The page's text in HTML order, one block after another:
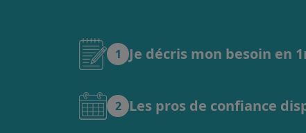
1 Je décris mon besoin en
2 Les pros de confiance